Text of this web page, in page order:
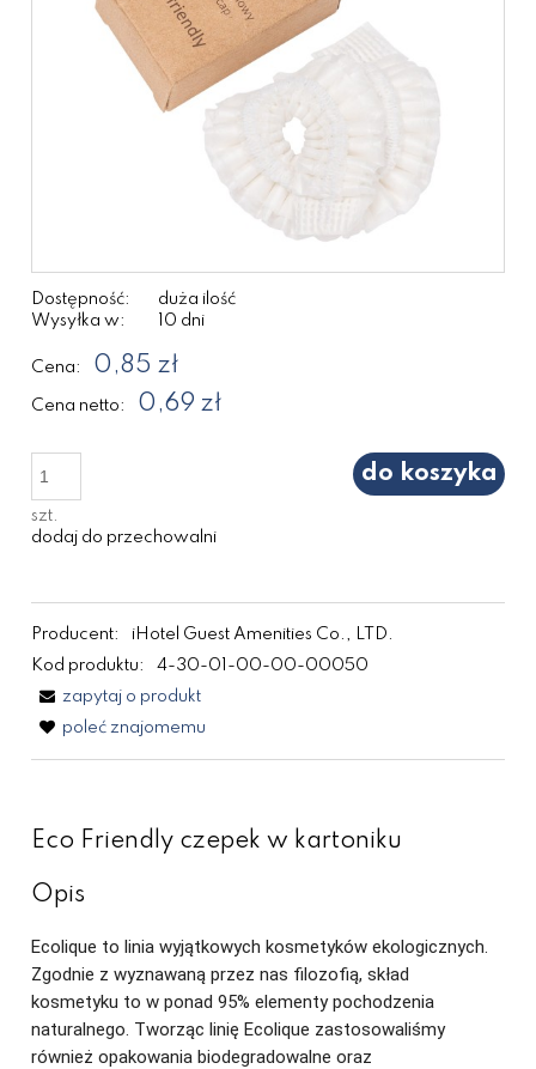
Dostępność:
duża ilość
Wysyłka w:
10 dni
Cena: 0,85 zł
Cena netto: 0,69 zł
szt.
do koszyka
dodaj do przechowalni
Producent:
iHotel Guest Amenities Co., LTD.
Kod produktu:
4-30-01-00-00-00050
zapytaj o produkt
poleć znajomemu
Eco Friendly czepek w kartoniku
Opis
Ecolique to linia wyjątkowych kosmetyków ekologicznych.
Zgodnie z wyznawaną przez nas filozofią, skład
kosmetyku to w ponad 95% elementy pochodzenia
naturalnego. Tworząc linię Ecolique zastosowaliśmy
również opakowania biodegradowalne oraz